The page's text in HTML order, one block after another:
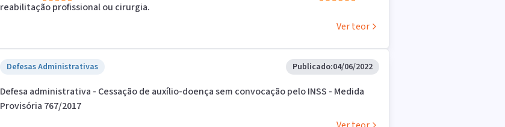
reabilitação profissional ou cirurgia.
Ver teor
Defesas Administrativas Publicado:04/06/2022
Defesa administrativa - Cessação de auxílio-doença sem convocação pelo INSS - Medida
Provisória 767/2017